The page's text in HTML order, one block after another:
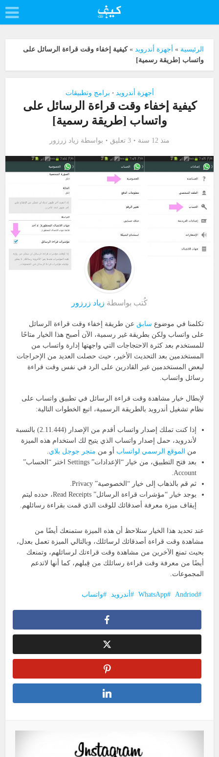
الرئيسية » أجهزة أندرويد »كيفية إخفاء وقت قراءة الرسائل على
واتساب [طريقة رسمية]
أجهزة أندرويد • برامج وتطبيقات
كيفية إخفاء وقت قراءة الرسائل على
واتساب [طريقة رسمية]
منذ 12 سنة 3 تعليق بواسطة زياد زرزور
كُتب بواسطة زياد زرزور
تكلمنا في موضوع سابق عن طريقة إخفاء وقت قراءة الرسائل
على واتساب ولكن بطريقة غير رسمية، الآن أصبح هذا الخيار متاحًا
للمستخدم بعد كثرة الاحتجاجات التي واجهتها إدارة واتساب من
المستخدمين بعد التحديث الأخير، حيث حصلت العديد من الإحراجات
لبعض المستخدمين غير القادرين على الرد في نفس وقت قراءة
رسائل واتساب.
لإبطال خيار مشاهدة وقت قراءة الرسائل في تطبيق واتساب على
نظام تشغيل أندرويد بالطريقة الرسمية، اتبع الخطوات التالية:
إذا كنت تملك إصدار واتساب أقدم من الإصدار (2.11.444) بالنسبة
لأندرويد، حمل إصدار واتساب الذي يتيح لك استخدام هذه الميزة
من
الموقع الرسمي لواتساب أو من متجر جوجل بلاي
بعد فتح التطبيق، من خيار “الإعدادات” Settings اختر “الحساب”
Account.
ثم قم بالذهاب إلى خيار “الخصوصية” Privacy.
يوجد خيار “مؤشرات قراءة الرسائل” Read Receipts، حدده ليتم
إيقاف ميزة معرفة أصدقائك للوقت الذي قمت بقراءة رسائلهم.
عند تحديد هذا الخيار ستلاحظ أن هذه الميزة ستمنعك أيضًا من
مشاهدة وقت قراءة أصدقائك لرسائلك، وبالتالي الميزة تعمل بعدل،
بحيث تمنع الآخرين من مشاهدة وقت قراءتك لرسائلهم، وتمنعك
أيضًا من معرفة وقت قراءة رسائلك من قِبلهم، كما أنها لاتدعم
المجموعات.
Andriod
WhatsApp أندرويد واتساب